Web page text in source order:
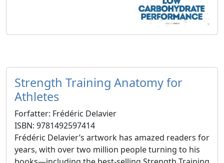
Strength Training Anatomy for
Athletes
Forfatter: Frédéric Delavier
ISBN: 9781492597414
Frédéric Delavier’s artwork has amazed readers for
years, with over two million people turning to his